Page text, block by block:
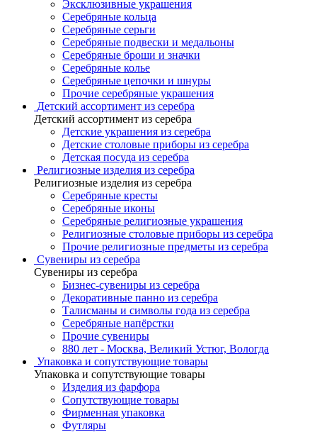
Эксклюзивные украшения
Серебряные кольца
Серебряные серьги
Серебряные подвески и медальоны
Серебряные броши и значки
Серебряные колье
Серебряные цепочки и шнуры
Прочие серебряные украшения
Детский ассортимент из серебра
Детский ассортимент из серебра
Детские украшения из серебра
Детские столовые приборы из серебра
Детская посуда из серебра
Религиозные изделия из серебра
Религиозные изделия из серебра
Серебряные кресты
Серебряные иконы
Серебряные религиозные украшения
Религиозные столовые приборы из серебра
Прочие религиозные предметы из серебра
Сувениры из серебра
Сувениры из серебра
Бизнес-сувениры из серебра
Декоративные панно из серебра
Талисманы и символы года из серебра
Серебряные напёрстки
Прочие сувениры
880 лет - Москва, Великий Устюг, Вологда
Упаковка и сопутствующие товары
Упаковка и сопутствующие товары
Изделия из фарфора
Сопутствующие товары
Фирменная упаковка
Футляры